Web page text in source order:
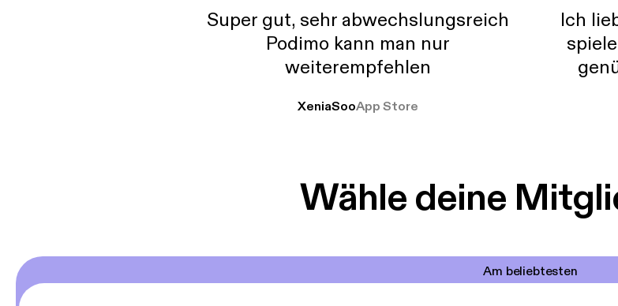
Super gut, sehr abwechslungsreich
Podimo kann man nur
weiterempfehlen
XeniaSooApp Store
Ich
Wähle deine
Am beliebtesten